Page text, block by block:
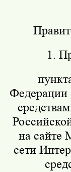
1.
Федерации
на сайте
сети